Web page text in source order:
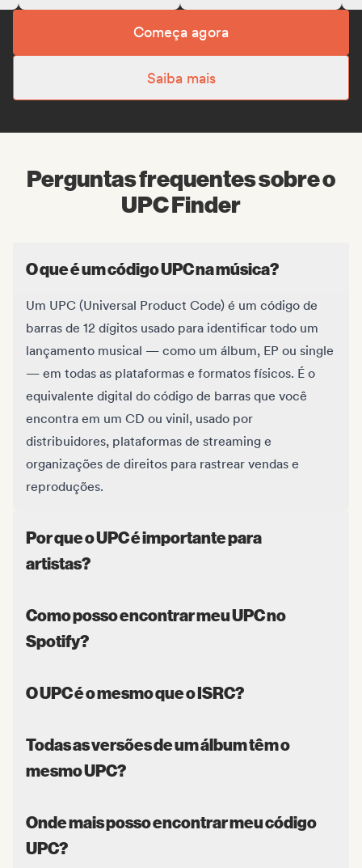
Começa agora
Saiba mais
Perguntas frequentes sobre o
UPC Finder
O que é um código UPC na música?
Um UPC (Universal Product Code) é um código de
barras de 12 dígitos usado para identificar todo um
lançamento musical — como um álbum, EP ou single
— em todas as plataformas e formatos físicos. É o
equivalente digital do código de barras que você
encontra em um CD ou vinil, usado por
distribuidores, plataformas de streaming e
organizações de direitos para rastrear vendas e
reproduções.
Por que o UPC é importante para
artistas?
Como posso encontrar meu UPC no
Spotify?
O UPC é o mesmo que o ISRC?
Todas as versões de um álbum têm o
mesmo UPC?
Onde mais posso encontrar meu código
UPC?